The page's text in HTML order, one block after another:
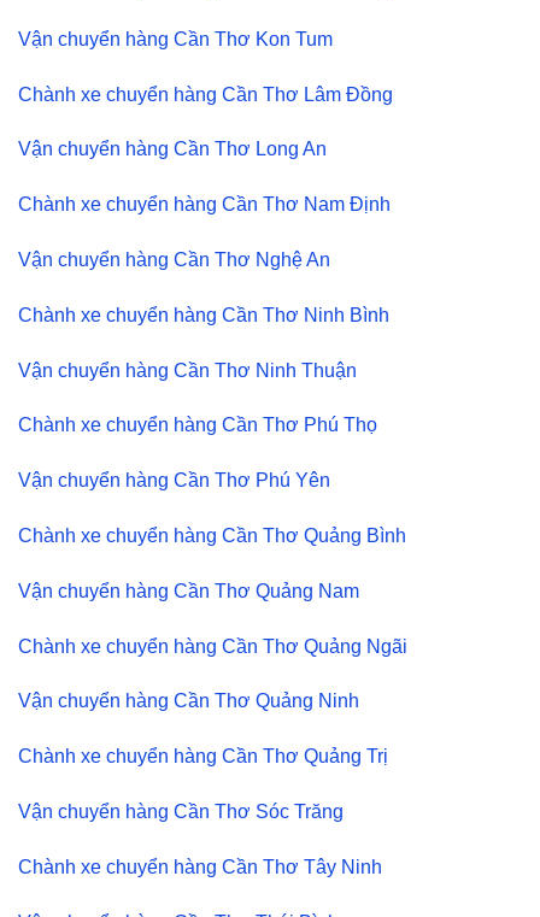
Vận chuyển hàng Cần Thơ Kon Tum
Chành xe chuyển hàng Cần Thơ Lâm Đồng
Vận chuyển hàng Cần Thơ Long An
Chành xe chuyển hàng Cần Thơ Nam Định
Vận chuyển hàng Cần Thơ Nghệ An
Chành xe chuyển hàng Cần Thơ Ninh Bình
Vận chuyển hàng Cần Thơ Ninh Thuận
Chành xe chuyển hàng Cần Thơ Phú Thọ
Vận chuyển hàng Cần Thơ Phú Yên
Chành xe chuyển hàng Cần Thơ Quảng Bình
Vận chuyển hàng Cần Thơ Quảng Nam
Chành xe chuyển hàng Cần Thơ Quảng Ngãi
Vận chuyển hàng Cần Thơ Quảng Ninh
Chành xe chuyển hàng Cần Thơ Quảng Trị
Vận chuyển hàng Cần Thơ Sóc Trăng
Chành xe chuyển hàng Cần Thơ Tây Ninh